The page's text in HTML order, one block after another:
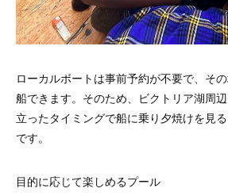
ローカルボートは事前予約が不要で、そ
船できます。そのため、ビクトリア湖周
立ったタイミングで船に乗り夕焼けを見
です。
目的に応じて楽しめるプール